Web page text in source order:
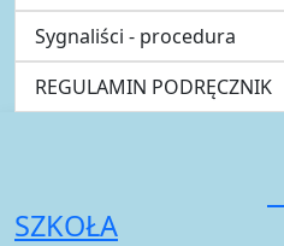
Sygnaliści - procedura
REGULAMIN PODRĘCZNIK
SZKOŁA